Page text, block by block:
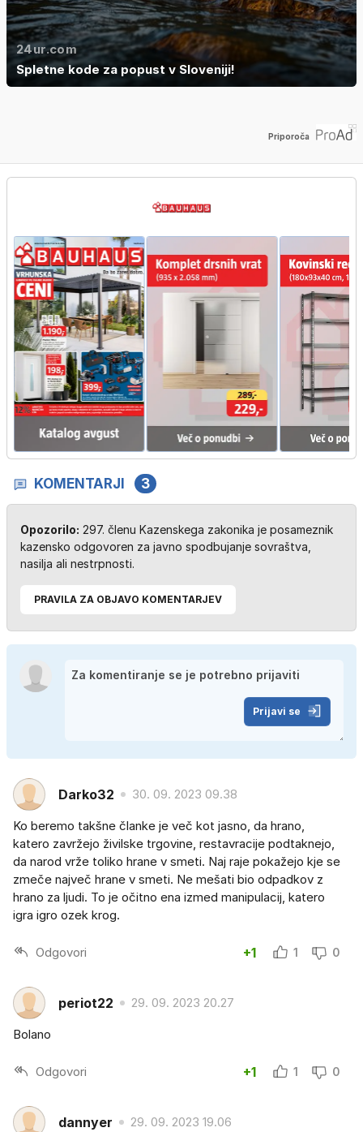
24ur.com
Spletne kode za popust v Sloveniji!
Priporoča
KOMENTARJI 3
Opozorilo: 297. členu Kazenskega zakonika je posameznik
kazensko odgovoren za javno spodbujanje sovraštva,
nasilja ali nestrpnosti.
PRAVILA ZA OBJAVO KOMENTARJEV
Prijavi se
Darko32 30. 09. 2023 09.38
Ko beremo takšne članke je več kot jasno, da hrano,
katero zavržejo živilske trgovine, restavracije podtaknejo,
da narod vrže toliko hrane v smeti. Naj raje pokažejo kje se
zmeče največ hrane v smeti. Ne mešati bio odpadkov z
hrano za ljudi. To je očitno ena izmed manipulacij, katero
igra igro ozek krog.
Odgovori +1 1 0
periot22 29. 09. 2023 20.27
Bolano
Odgovori +1 1 0
dannyer 29. 09. 2023 19.06